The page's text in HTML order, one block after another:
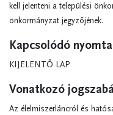
kell jelenteni a települési
önkormányzat jegyzőjének.
Kapcsolódó
KIJELENTŐ LAP
Vonatkozó
Az élelmiszerláncról és